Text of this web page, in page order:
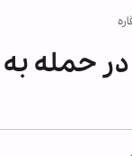
در حمله